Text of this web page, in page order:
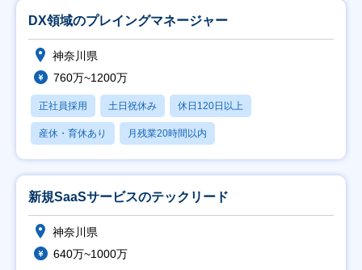
DX領域のプレイングマネージャー
神奈川県
760万~1200万
正社員採用 土日祝休み 休日120日以上
産休・育休あり 月残業20時間以内
新規SaaSサービスのテックリード
神奈川県
640万~1000万